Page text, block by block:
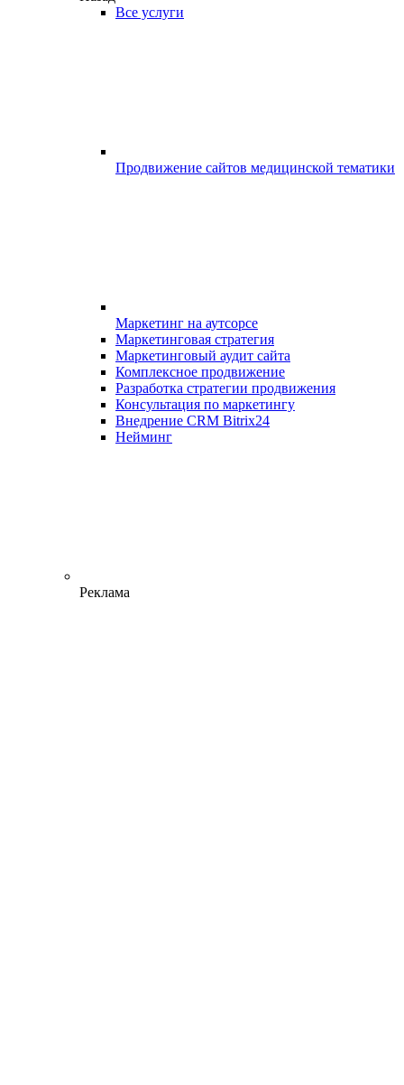
Все услуги
Продвижение сайтов медицинской тематики
Маркетинг на аутсорсе
Маркетинговая стратегия
Маркетинговый аудит сайта
Комплексное продвижение
Разработка стратегии продвижения
Консультация по маркетингу
Внедрение CRM Bitrix24
Нейминг
Реклама